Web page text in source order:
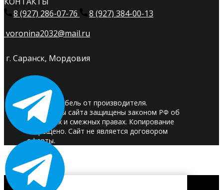
8 (927) 286-07-76
8 (927) 384-00-13
voronina2032@mail.ru
г. Саранск, Мордовия
© 2025. Мебель от производителя.
Материалы сайта защищены законом РФ об
авторских и смежных правах. Копирование
запрещено. Сайт не является договором
оферты.